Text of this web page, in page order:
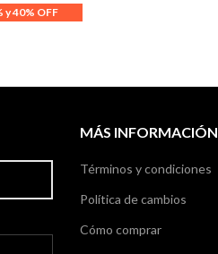
MÁS INFORMACIÓN
Términos y condiciones
Política de cambios
Cómo comprar